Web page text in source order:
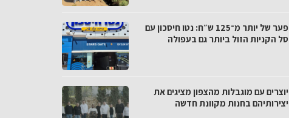
פער של יותר מ־125 ש״ח: נטו חיסכון עם
סל הקניות הזול ביותר גם בעפולה
יוצרים עם מוגבלות מהצפון מציגים את
יצירותיהם בחנות מקוונת חדשה